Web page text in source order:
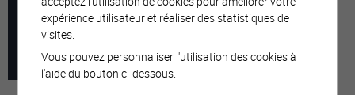
MARS
2026
expérience utilisateur et réaliser des statistiques de
visites.
Vous pouvez personnaliser l'utilisation des cookies à
l'aide du bouton ci-dessous.